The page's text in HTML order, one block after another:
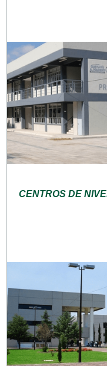
CENTROS DE